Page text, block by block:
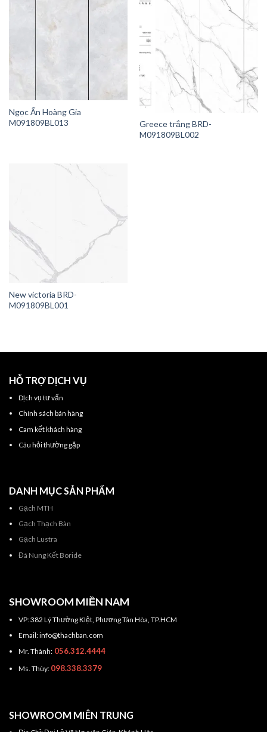
Ngọc Ấn Hoàng Gia
M091809BL013
Greece trắng BRD-
M091809BL002
New victoria BRD-
M091809BL001
HỖ TRỢ DỊCH VỤ
Dịch vụ tư vấn
Chính sách bán hàng
Cam kết khách hàng
Câu hỏi thường gặp
DANH MỤC SẢN PHẨM
Gạch MTH
Gạch Thạch Bàn
Gạch Lustra
Đá Nung Kết Boride
SHOWROOM MIỀN NAM
VP: 382 Lý Thường KIệt, Phương Tân Hòa, TP.HCM
Email: info@thachban.com
Mr. Thành:056.312.4444
Ms. Thùy: 098.338.3379
SHOWROOM MIÊN TRUNG